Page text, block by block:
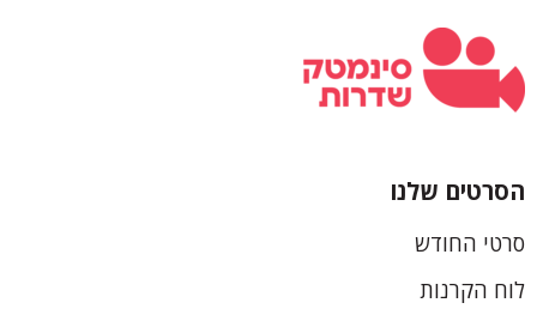
תחתונה
הסרטים שלנו
סרטי החודש
לוח הקרנות